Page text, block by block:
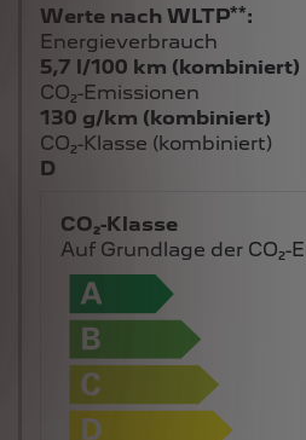
Werte nach WLTP**:
Energieverbrauch
5,7 l/100 km (kombiniert)
CO₂-Emissionen
130 g/km (kombiniert)
CO₂-Klasse (kombiniert)
D
CO₂-Klasse
Auf Grundlage der CO₂-